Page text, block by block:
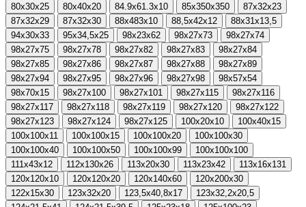
80x30x25
80x40x20 84.9x61.3x10 85x350x350
87x32x23
87x32x29
87x32x30 88x483x10 88,5x42x12
88x31x13,5
94x30x33
95x34,5x25 98x23x62 98x27x73
98x27x74
98x27x75
98x27x78 98x27x82 98x27x83
98x27x84
98x27x85
98x27x86 98x27x87 98x27x88
98x27x89
98x27x94
98x27x95 98x27x96 98x27x98
98x57x54
98x70x15
98x27x100 98x27x101 98x27x115
98x27x116
98x27x117
98x27x118 98x27x119 98x27x120
98x27x122
98x27x123
98x27x124 98x27x125 100x20x10
100x40x15
100x100x11
100x100x15 100x100x20
100x100x30
100x100x40
100x100x50 100x100x99
100x100x100
111x43x12
112x130x26 113x20x30 113x23x42
113x16x131
120x120x10
120x120x20 120x140x60
120x200x30
122x15x30
123x32x20 123,5x40,8x17
123x32,2x20,5